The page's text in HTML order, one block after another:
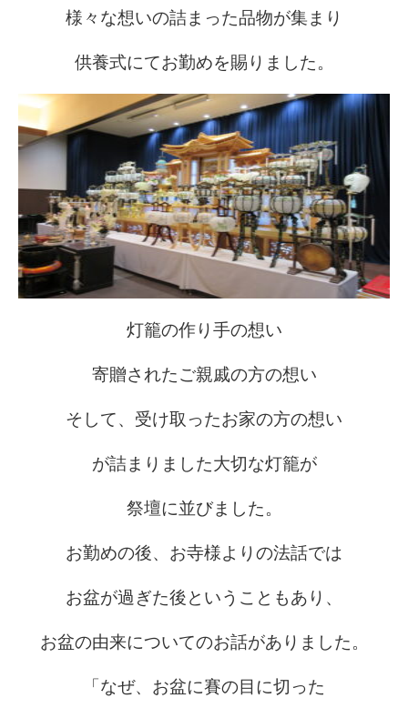
様々な想いの詰まった品物が集まり
供養式にてお勤めを賜りました。
灯籠の作り手の想い
寄贈されたご親戚の方の想い
そして、受け取ったお家の方の想い
が詰まりました大切な灯籠が
祭壇に並びました。
お勤めの後、お寺様よりの法話では
お盆が過ぎた後ということもあり、
お盆の由来についてのお話がありました。
「なぜ、お盆に賽の目に切った